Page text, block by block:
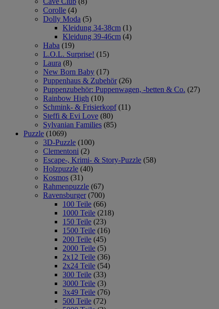
Corolle (4)
Dolly Moda (5)
Kleidung 34-38cm (1)
Kleidung 39-46cm (4)
Haba (19)
L.O.L. Surprise! (15)
Laura (8)
New Born Baby (17)
Puppenhaus & Zubehör (26)
Puppenzubehör: Puppenwagen, -betten & Co. (27)
Rainbow High (10)
Schmink- & Frisierkopf (11)
Steffi & Evi Love (80)
Sylvanian Families (85)
Puzzle (1069)
3D-Puzzle (100)
Clementoni (2)
Escape-, Krimi- & Story-Puzzle (58)
Holzpuzzle (40)
Kosmos (31)
Rahmenpuzzle (67)
Ravensburger (700)
100 Teile (66)
1000 Teile (218)
150 Teile (23)
1500 Teile (16)
200 Teile (45)
2000 Teile (5)
2x12 Teile (36)
2x24 Teile (54)
300 Teile (33)
3000 Teile (3)
3x49 Teile (76)
500 Teile (72)